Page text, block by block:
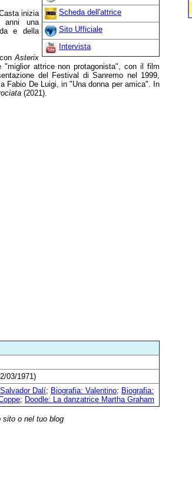
Scheda dell'attrice
Sito Ufficiale
Intervista
inizia
anni una
e della
conAsterix
attrice non protagonista", con il film
del Festival di Sanremo nel 1999,
Fabio De Luigi, in "Una donna per amica". In
(2021).
03/1971)
Dalí; Biografia: Valentino; Biografia:
; Doodle: La danzatrice Martha Graham
sito o nel tuo blog